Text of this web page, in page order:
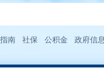
南 社保 公积金 政府信